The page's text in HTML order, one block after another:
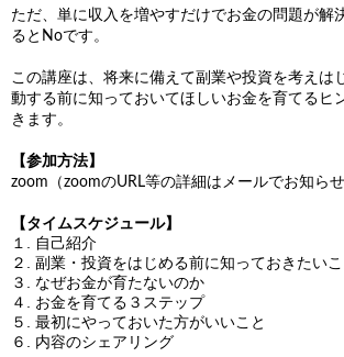
ただ、単に収入を増やすだけでお金の問題が解
るとNoです。
この講座は、将来に備えて副業や投資を考えは
動する前に知っておいてほしいお金を育てるヒ
きます。
【参加方法】
zoom（zoomのURL等の詳細はメールでお知らせ
【タイムスケジュール】
１. 自己紹介
２. 副業・投資をはじめる前に知っておきたいこ
３. なぜお金が育たないのか
４. お金を育てる３ステップ
５. 最初にやっておいた方がいいこと
６. 内容のシェアリング